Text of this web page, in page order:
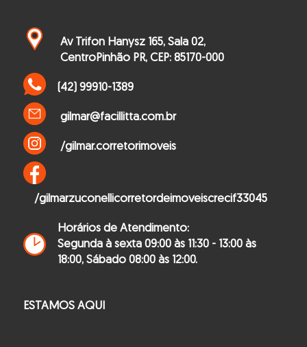
Av Trifon Hanysz 165, Sala 02,
CentroPinhão PR, CEP: 85170-000
(42) 99910-1389
gilmar@facillitta.com.br
/gilmar.corretorimoveis
/gilmarzuconellicorretordeimoveiscrecif33045
Horários de Atendimento:
Segunda à sexta 09:00 às 11:30 - 13:00 às
18:00, Sábado 08:00 às 12:00.
ESTAMOS AQUI